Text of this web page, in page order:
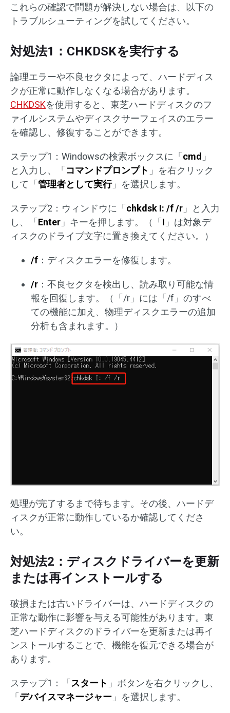
これらの確認で問題が解決しない場合は、以下の
トラブルシューティングを試してください。
対処法1：CHKDSKを実行する
論理エラーや不良セクタによって、ハードディス
クが正常に動作しなくなる場合があります。
CHKDSKを使用すると、東芝ハードディスクのフ
ァイルシステムやディスクサーフェイスのエラー
を確認し、修復することができます。
ステップ1：Windowsの検索ボックスに「 cmd 」
と入力し、「 コマンドプロンプト 」を右クリック
して「 管理者として実行」を選択します。
ステップ2：ウィンドウに「 chkdsk I: /f /r 」と入力
し、「 Enter 」キーを押します。（「 I 」は対象デ
ィスクのドライブ文字に置き換えてください。）
/f ：ディスクエラーを修復します。
/r ：不良セクタを検出し、読み取り可能な情
報を回復します。（「/r」には「/f」のすべ
ての機能に加え、物理ディスクエラーの追加
分析も含まれます。）
処理が完了するまで待ちます。その後、ハードデ
ィスクが正常に動作しているか確認してくださ
い。
対処法2：ディスクドライバーを更新
または再インストールする
破損または古いドライバーは、ハードディスクの
正常な動作に影響を与える可能性があります。東
芝ハードディスクのドライバーを更新または再イ
ンストールすることで、機能を復元できる場合が
あります。
ステップ1：「スタート 」ボタンを右クリックし、
「デバイスマネージャー 」を選択します。